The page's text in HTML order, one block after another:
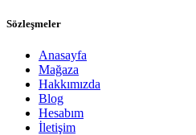
Sözleşmeler
Anasayfa
Mağaza
Hakkımızda
Blog
Hesabım
İletişim